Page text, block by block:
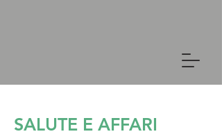
SALUTE E AFFARI